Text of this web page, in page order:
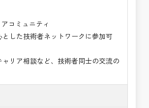
コミュニティ
した技術者ネットワークに参加可
リア相談など、技術者同士の交流の